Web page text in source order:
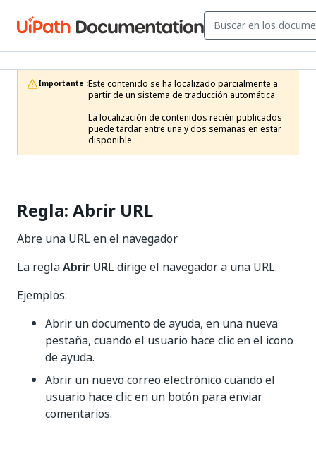
Importante :Este contenido se ha localizado parcialmente a
partir de un sistema de traducción automática.
La localización de contenidos recién publicados
puede tardar entre una y dos semanas en estar
disponible.
Regla: Abrir URL
Abre una URL en el navegador
La reglaAbrir URL dirige el navegador a una URL.
Ejemplos:
Abrir un documento de ayuda, en una nueva
pestaña, cuando el usuario hace clic en el icono
de ayuda.
Abrir un nuevo correo electrónico cuando el
usuario hace clic en un botón para enviar
comentarios.